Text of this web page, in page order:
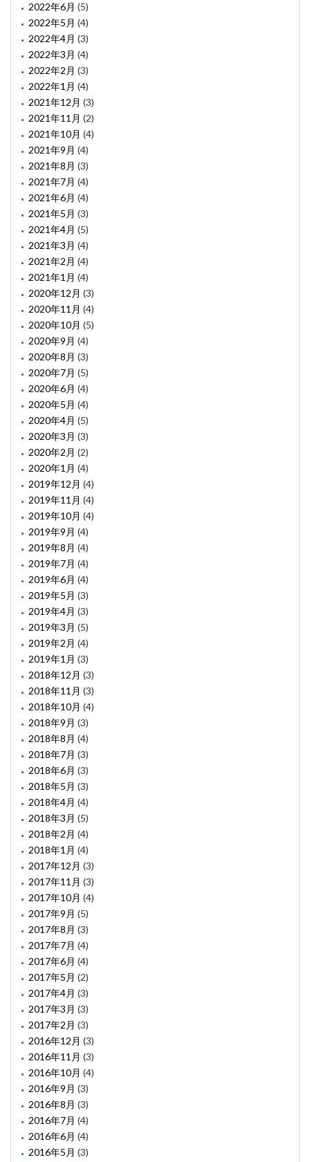
2022年6月 (5)
2022年5月 (4)
2022年4月 (3)
2022年3月 (4)
2022年2月 (3)
2022年1月 (4)
2021年12月 (3)
2021年11月 (2)
2021年10月 (4)
2021年9月 (4)
2021年8月 (3)
2021年7月 (4)
2021年6月 (4)
2021年5月 (3)
2021年4月 (5)
2021年3月 (4)
2021年2月 (4)
2021年1月 (4)
2020年12月 (3)
2020年11月 (4)
2020年10月 (5)
2020年9月 (4)
2020年8月 (3)
2020年7月 (5)
2020年6月 (4)
2020年5月 (4)
2020年4月 (5)
2020年3月 (3)
2020年2月 (2)
2020年1月 (4)
2019年12月 (4)
2019年11月 (4)
2019年10月 (4)
2019年9月 (4)
2019年8月 (4)
2019年7月 (4)
2019年6月 (4)
2019年5月 (3)
2019年4月 (3)
2019年3月 (5)
2019年2月 (4)
2019年1月 (3)
2018年12月 (3)
2018年11月 (3)
2018年10月 (4)
2018年9月 (3)
2018年8月 (4)
2018年7月 (3)
2018年6月 (3)
2018年5月 (3)
2018年4月 (4)
2018年3月 (5)
2018年2月 (4)
2018年1月 (4)
2017年12月 (3)
2017年11月 (3)
2017年10月 (4)
2017年9月 (5)
2017年8月 (3)
2017年7月 (4)
2017年6月 (4)
2017年5月 (2)
2017年4月 (3)
2017年3月 (3)
2017年2月 (3)
2016年12月 (3)
2016年11月 (3)
2016年10月 (4)
2016年9月 (3)
2016年8月 (3)
2016年7月 (4)
2016年6月 (4)
2016年5月 (3)